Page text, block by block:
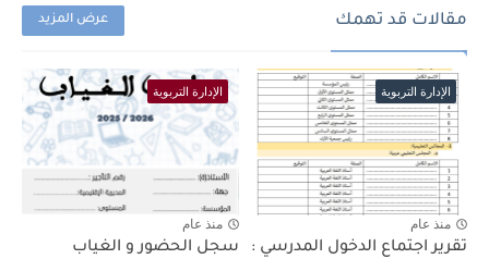
مقالات قد تهمك عرض المزيد
الإدارة التربوية
منذ عام
تقرير اجتماع الدخول المدرسي :
الإدارة التربوية
منذ عام
سجل الحضور و الغياب